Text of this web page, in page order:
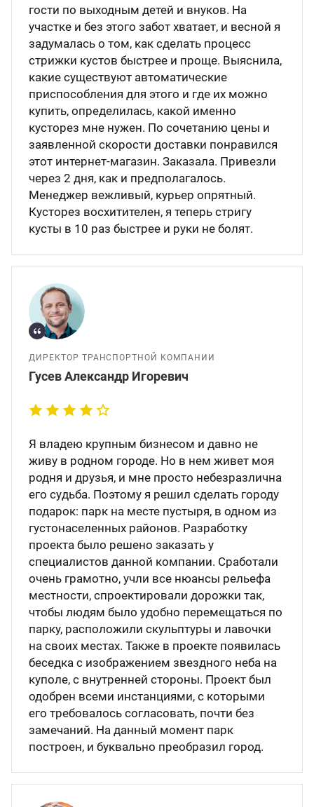
гости по выходным детей и внуков. На
участке и без этого забот хватает, и весной я
задумалась о том, как сделать процесс
стрижки кустов быстрее и проще. Выяснила,
какие существуют автоматические
приспособления для этого и где их можно
купить, определилась, какой именно
кусторез мне нужен. По сочетанию цены и
заявленной скорости доставки понравился
этот интернет-магазин. Заказала. Привезли
через 2 дня, как и предполагалось.
Менеджер вежливый, курьер опрятный.
Кусторез восхитителен, я теперь стригу
кусты в 10 раз быстрее и руки не болят.
ДИРЕКТОР ТРАНСПОРТНОЙ КОМПАНИИ
Гусев Александр Игоревич
Я владею крупным бизнесом и давно не
живу в родном городе. Но в нем живет моя
родня и друзья, и мне просто небезразлична
его судьба. Поэтому я решил сделать городу
подарок: парк на месте пустыря, в одном из
густонаселенных районов. Разработку
проекта было решено заказать у
специалистов данной компании. Сработали
очень грамотно, учли все нюансы рельефа
местности, спроектировали дорожки так,
чтобы людям было удобно перемещаться по
парку, расположили скульптуры и лавочки
на своих местах. Также в проекте появилась
беседка с изображением звездного неба на
куполе, с внутренней стороны. Проект был
одобрен всеми инстанциями, с которыми
его требовалось согласовать, почти без
замечаний. На данный момент парк
построен, и буквально преобразил город.